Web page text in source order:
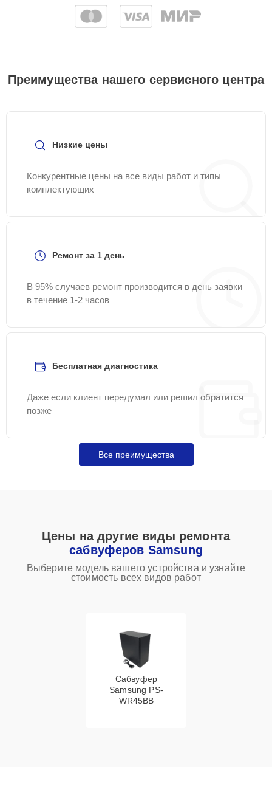
Преимущества нашего сервисного центра
Низкие цены
Конкурентные цены на все виды работ и типы
комплектующих
Ремонт за 1 день
В 95% случаев ремонт производится в день заявки
в течение 1-2 часов
Бесплатная диагностика
Даже если клиент передумал или решил обратится
позже
Все преимущества
Цены на другие виды ремонта
сабвуферов Samsung
Выберите модель вашего устройства и узнайте
стоимость всех видов работ
Сабвуфер
Samsung PS-
WR45BB